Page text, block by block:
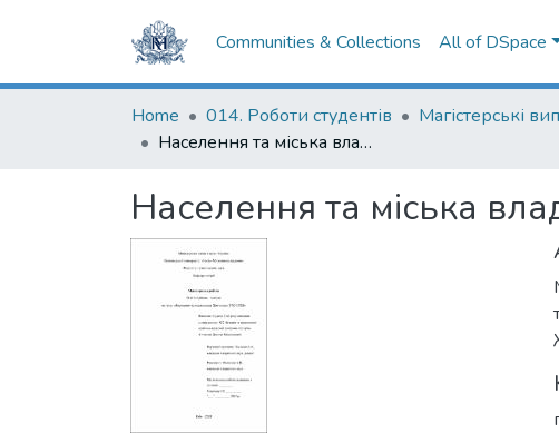
Communities & Collections All of DSpace
Home 014. Роботи студентів
Населення та міська влада Житомира (1782-1793)
Населення та міська